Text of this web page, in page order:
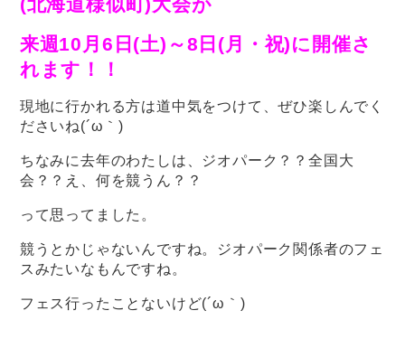
来週10月6日(土)～8日(月・祝)に開催さ
れます！！
現地に行かれる方は道中気をつけて、ぜひ楽しんでく
ださいね(´ω｀)
ちなみに去年のわたしは、ジオパーク？？全国大
会？？え、何を競うん？？
って思ってました。
競うとかじゃないんですね。ジオパーク関係者のフェ
スみたいなもんですね。
フェス行ったことないけど(´ω｀)